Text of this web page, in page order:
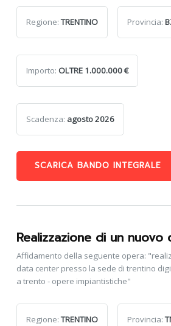
Regione:TRENTINO Provincia:
Importo: OLTRE 1.000.000 €
Scadenza: agosto 2026
SCARICA BANDO INTEGRALE
Realizzazione di un
Affidamento della seguente opera:
data center presso la sede di trentino
a trento - opere impiantistiche"
Regione:TRENTINO Provincia: